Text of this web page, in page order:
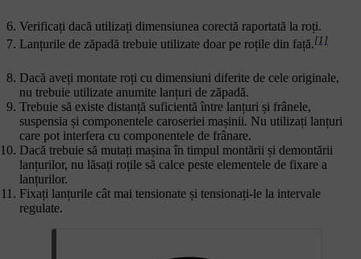
Verificați dacă utilizați dimensiunea corectă raportată la roți.
Lanțurile de zăpadă trebuie utilizate doar pe roțile din față.[1]
Dacă aveți montate roți cu dimensiuni diferite de cele originale,
nu trebuie utilizate anumite lanțuri de zăpadă.
Trebuie să existe distanță suficientă între lanțuri și frânele,
suspensia și componentele caroseriei mașinii. Nu utilizați lanțuri
care pot interfera cu componentele de frânare.
Dacă trebuie să mutați mașina în timpul montării și demontării
lanțurilor, nu lăsați roțile să calce peste elementele de fixare a
lanțurilor.
Fixați lanțurile cât mai tensionate și tensionați-le la intervale
regulate.